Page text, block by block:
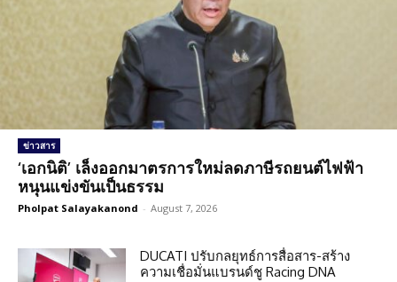
ข่าวสาร
‘เอกนิติ’ เล็งออกมาตรการใหม่ลดภาษีรถยนต์ไฟฟ้า
หนุนแข่งขันเป็นธรรม
Pholpat Salayakanond - August 7, 2026
DUCATI ปรับกลยุทธ์การสื่อสาร-สร้าง
ความเชื่อมั่นแบรนด์ชู Racing DNA